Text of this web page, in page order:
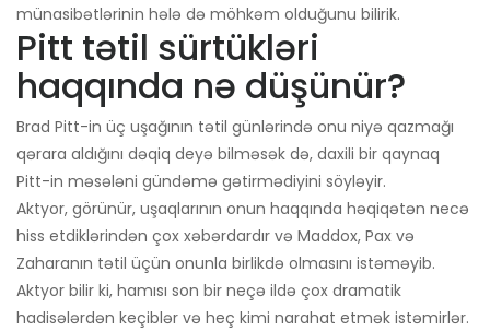
münasibətlərinin hələ də möhkəm olduğunu bilirik.
Pitt tətil sürtükləri
haqqında nə düşünür?
Brad Pitt-in üç uşağının tətil günlərində onu niyə qazmağı
qərara aldığını dəqiq deyə bilməsək də, daxili bir qaynaq
Pitt-in məsələni gündəmə gətirmədiyini söyləyir.
Aktyor, görünür, uşaqlarının onun haqqında həqiqətən necə
hiss etdiklərindən çox xəbərdardır və Maddox, Pax və
Zaharanın tətil üçün onunla birlikdə olmasını istəməyib.
Aktyor bilir ki, hamısı son bir neçə ildə çox dramatik
hadisələrdən keçiblər və heç kimi narahat etmək istəmirlər.